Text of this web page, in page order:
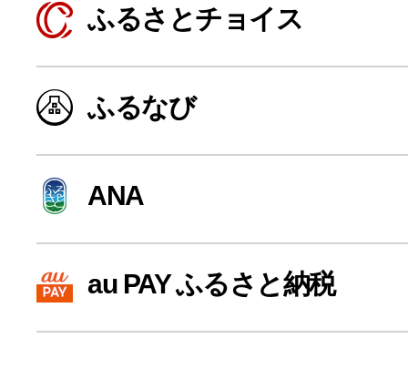
よく見られている返礼品
ふるさと納税徹底比較
寄付上限額シミュレーション
ふるさとチョイス
ふるなび
ANA
au PAY ふるさと納税